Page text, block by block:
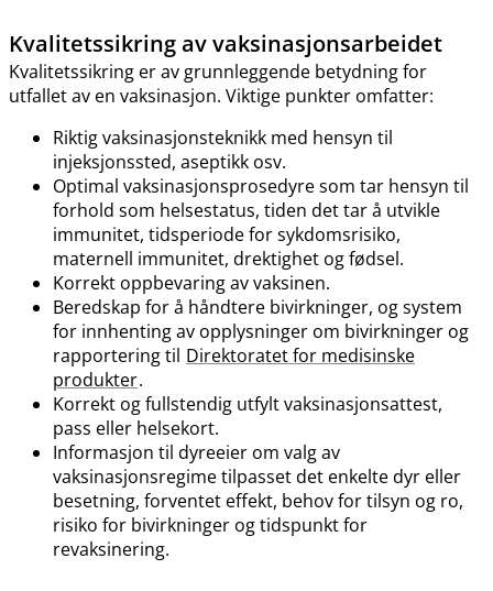
Kvalitetssikring av vaksinasjonsarbeidet
Kvalitetssikring er av grunnleggende betydning for
utfallet av en vaksinasjon. Viktige punkter omfatter:
Riktig vaksinasjonsteknikk med hensyn til
injeksjonssted, aseptikk osv.
Optimal vaksinasjonsprosedyre som tar hensyn til
forhold som helsestatus, tiden det tar å utvikle
immunitet, tidsperiode for sykdomsrisiko,
maternell immunitet, drektighet og fødsel.
Korrekt oppbevaring av vaksinen.
Beredskap for å håndtere bivirkninger, og system
for innhenting av opplysninger om bivirkninger og
rapportering til Direktoratet for medisinske
produkter.
Korrekt og fullstendig utfylt vaksinasjonsattest,
pass eller helsekort.
Informasjon til dyreeier om valg av
vaksinasjonsregime tilpasset det enkelte dyr eller
besetning, forventet effekt, behov for tilsyn og ro,
risiko for bivirkninger og tidspunkt for
revaksinering.